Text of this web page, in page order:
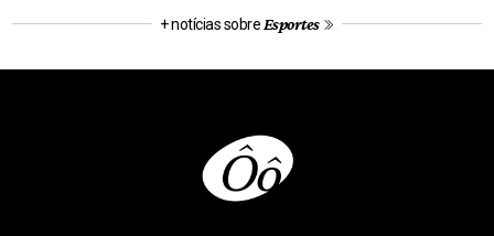
+ notícias sobre Esportes